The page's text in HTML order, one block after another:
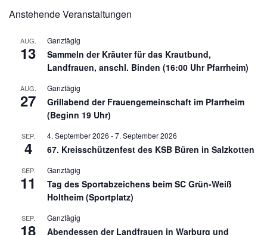
Anstehende Veranstaltungen
AUG.
13
Ganztägig
Sammeln der Kräuter für das Krautbund,
Landfrauen, anschl. Binden (16:00 Uhr Pfarrheim)
AUG.
27
Ganztägig
Grillabend der Frauengemeinschaft im Pfarrheim
(Beginn 19 Uhr)
SEP.
4
4. September 2026 -7. September 2026
67. Kreisschützenfest des KSB Büren in Salzkotten
SEP.
11
Ganztägig
Tag des Sportabzeichens beim SC Grün-Weiß
Holtheim (Sportplatz)
SEP.
18
Ganztägig
Abendessen der Landfrauen in Warburg und